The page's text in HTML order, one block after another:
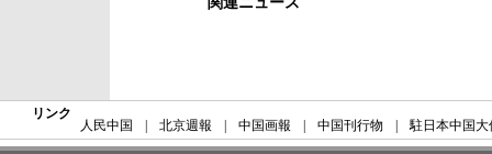
リンク
人民中国 北京週報 中国画報 中国刊行物 駐日本中国大